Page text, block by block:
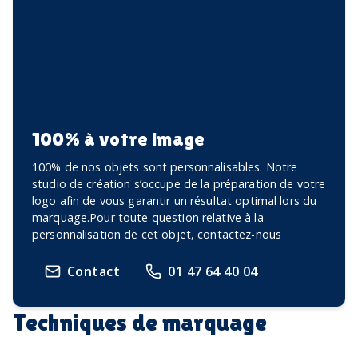
100% à votre image
100% de nos objets sont personnalisables. Notre
studio de création s’occupe de la préparation de votre
logo afin de vous garantir un résultat optimal lors du
marquage.Pour toute question relative à la
personnalisation de cet objet, contactez-nous
Contact 01 47 64 40 04
Techniques de marquage